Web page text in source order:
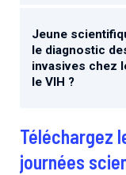
Jeune
le diagnostic
invasives chez
le VIH ?
Téléchargez
journées